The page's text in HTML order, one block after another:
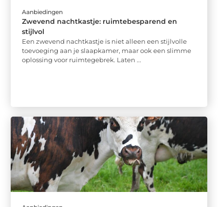
Aanbiedingen
Zwevend nachtkastje: ruimtebesparend en
stijlvol
Een zwevend nachtkastje is niet alleen een stijlvolle
toevoeging aan je slaapkamer, maar ook een slimme
oplossing voor ruimtegebrek. Laten ...